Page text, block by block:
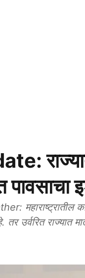
पावसाचा
महाराष्ट्रातील
उर्वरित राज्यात